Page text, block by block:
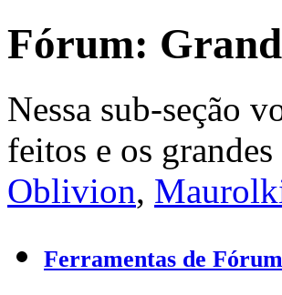
Fórum:
Nessa sub-seção
feitos e os
Oblivion,
Ferramentas de Fórum